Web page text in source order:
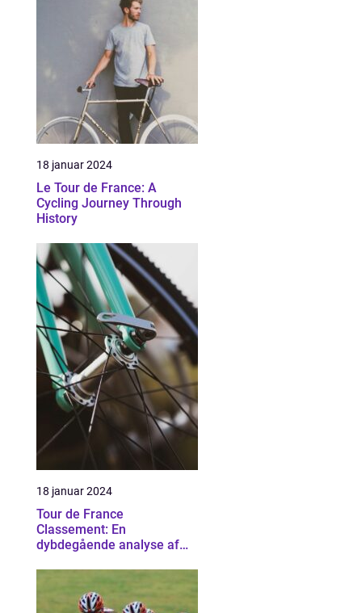
18 januar 2024
Le Tour de France: A
Cycling Journey Through
History
18 januar 2024
Tour de France
Classement: En
dybdegående analyse af
prestigefyldte rangliste